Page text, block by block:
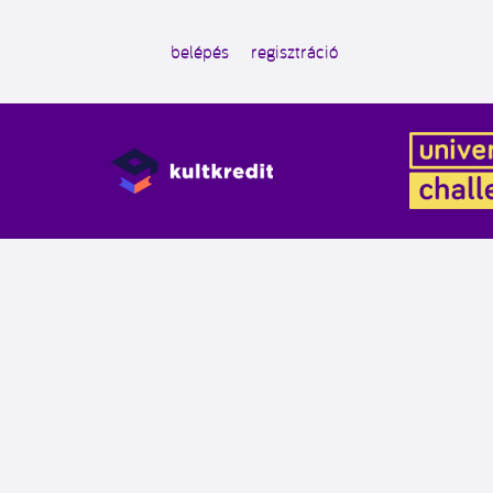
belépés regisztráció